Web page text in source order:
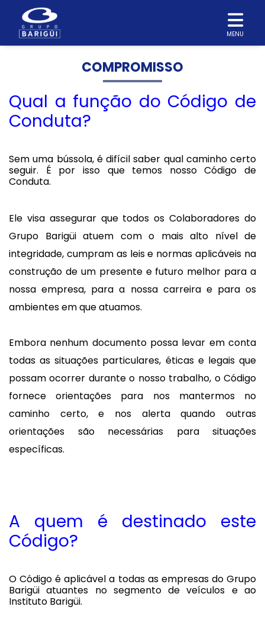
MENU
COMPROMISSO
Qual a função do Código de
Conduta?
Sem uma bússola, é difícil saber qual caminho certo
seguir. É por isso que temos nosso Código de
Conduta.
Ele visa assegurar que todos os Colaboradores do
Grupo Barigüi atuem com o mais alto nível de
integridade, cumpram as leis e normas aplicáveis na
construção de um presente e futuro melhor para a
nossa empresa, para a nossa carreira e para os
ambientes em que atuamos.
Embora nenhum documento possa levar em conta
todas as situações particulares, éticas e legais que
possam ocorrer durante o nosso trabalho, o Código
fornece orientações para nos mantermos no
caminho certo, e nos alerta quando outras
orientações são necessárias para situações
específicas.
A quem é destinado este
Código?
O Código é aplicável a todas as empresas do Grupo
Barigüi atuantes no segmento de veículos e ao
Instituto Barigüi.